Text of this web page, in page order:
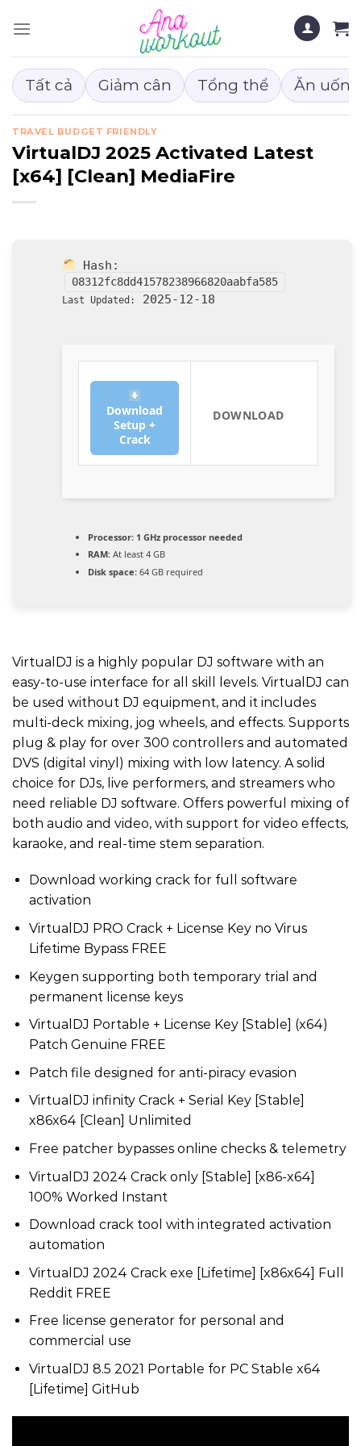
đến
dung
Tất cả Giảm cân Tổng thể Ăn
TRAVEL BUDGET FRIENDLY
VirtualDJ 2025 Activated Latest
[x64] [Clean] MediaFire
Hash:
08312fc8dd41578238966820aabfa585
Last Updated: 2025-12-18
Download
Setup +
Crack
DOWNLOAD
Processor: 1 GHz processor needed
RAM: At least 4 GB
Disk space: 64 GB required
VirtualDJ is a highly popular DJ software with an
easy-to-use interface for all skill levels. VirtualDJ can
be used without DJ equipment, and it includes
multi-deck mixing, jog wheels, and effects. Supports
plug & play for over 300 controllers and automated
DVS (digital vinyl) mixing with low latency. A solid
choice for DJs, live performers, and streamers who
need reliable DJ software. Offers powerful mixing of
both audio and video, with support for video effects,
karaoke, and real-time stem separation.
Download working crack for full software
activation
VirtualDJ PRO Crack + License Key no Virus
Lifetime Bypass FREE
Keygen supporting both temporary trial and
permanent license keys
VirtualDJ Portable + License Key [Stable] (x64)
Patch Genuine FREE
Patch file designed for anti-piracy evasion
VirtualDJ infinity Crack + Serial Key [Stable]
x86x64 [Clean] Unlimited
Free patcher bypasses online checks & telemetry
VirtualDJ 2024 Crack only [Stable] [x86-x64]
100% Worked Instant
Download crack tool with integrated activation
automation
VirtualDJ 2024 Crack exe [Lifetime] [x86x64] Full
Reddit FREE
Free license generator for personal and
commercial use
VirtualDJ 8.5 2021 Portable for PC Stable x64
[Lifetime] GitHub